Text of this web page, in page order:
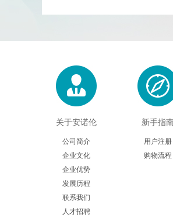
关于安诺伦
公司简介
企业文化
企业优势
发展历程
联系我们
人才招聘
新手指
用户注册
购物流程